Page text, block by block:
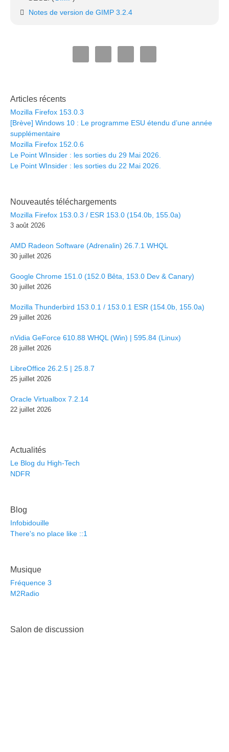
Notes de version de GIMP 3.2.4
Articles récents
Mozilla Firefox 153.0.3
[Brève] Windows 10 : Le programme ESU étendu d’une année
supplémentaire
Mozilla Firefox 152.0.6
Le Point WInsider : les sorties du 29 Mai 2026.
Le Point WInsider : les sorties du 22 Mai 2026.
Nouveautés téléchargements
Mozilla Firefox 153.0.3 / ESR 153.0 (154.0b, 155.0a)
3 août 2026
AMD Radeon Software (Adrenalin) 26.7.1 WHQL
30 juillet 2026
Google Chrome 151.0 (152.0 Bêta, 153.0 Dev & Canary)
30 juillet 2026
Mozilla Thunderbird 153.0.1 / 153.0.1 ESR (154.0b, 155.0a)
29 juillet 2026
nVidia GeForce 610.88 WHQL (Win) | 595.84 (Linux)
28 juillet 2026
LibreOffice 26.2.5 | 25.8.7
25 juillet 2026
Oracle Virtualbox 7.2.14
22 juillet 2026
Actualités
Le Blog du High-Tech
NDFR
Blog
Infobidouille
There's no place like ::1
Musique
Fréquence 3
M2Radio
Salon de discussion